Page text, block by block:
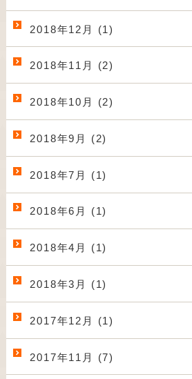
2018年12月 (1)
2018年11月 (2)
2018年10月 (2)
2018年9月 (2)
2018年7月 (1)
2018年6月 (1)
2018年4月 (1)
2018年3月 (1)
2017年12月 (1)
2017年11月 (7)